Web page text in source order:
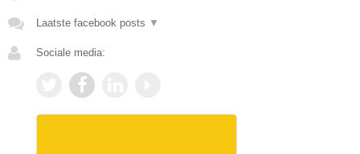
Laatste facebook posts ▼
Sociale media: